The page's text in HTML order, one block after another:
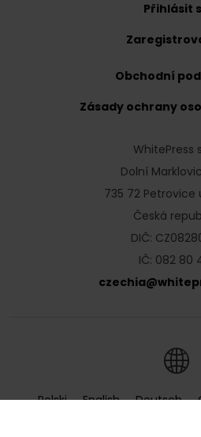
Přihlásit
WhitePress
Dolní
735 72 Petrovice
Česká
DIČ:
IČ: 082 80
czechia@
Obchodní
Zásady ochrany
Polski English Deutsch